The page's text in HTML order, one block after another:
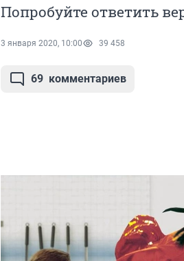
Попробуйте ответить
3 января 2020, 10:00 39 458
69 комментариев